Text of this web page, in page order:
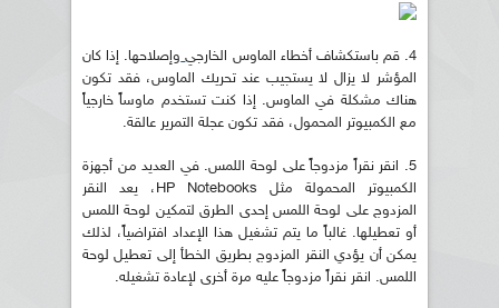
4. قم باستكشاف أخطاء الماوس الخارجي
وإصلاحها. إذا كان
المؤشر لا يزال لا يستجيب عند تحريك الماوس، فقد تكون
هناك مشكلة في الماوس. إذا كنت تستخدم ماوساً خارجياً
مع الكمبيوتر المحمول، فقد تكون عجلة التمرير عالقة.
5. انقر نقراً مزدوجاً على لوحة اللمس. في العديد من أجهزة
الكمبيوتر المحمولة مثل HP Notebooks، يعد النقر
المزدوج على لوحة اللمس إحدى الطرق لتمكين لوحة اللمس
أو تعطيلها. غالباً ما يتم تشغيل هذا الإعداد افتراضياً، لذلك
يمكن أن يؤدي النقر المزدوج بطريق الخطأ إلى تعطيل لوحة
اللمس. انقر نقراً مزدوجاً عليه مرة أخرى لإعادة تشغيله.